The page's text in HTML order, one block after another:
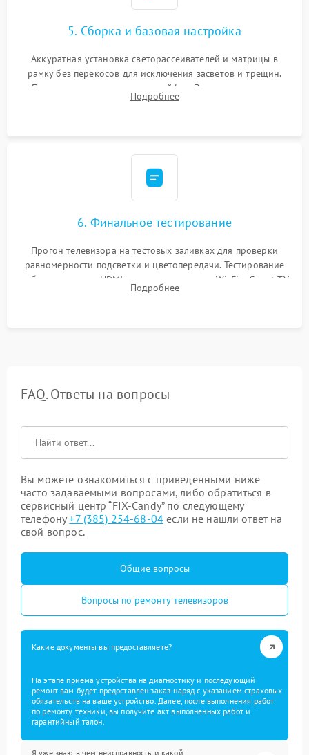
5. Сборка и базовая настройка
Аккуратная установка светорассеивателей и матрицы в
рамку без перекосов для исключения засветов и трещин.
Подключение внутренних шлейфов. Закрытие корпуса.
Сброс настроек и обновление программного обеспечения.
Подробнее
6. Финальное тестирование
Прогон телевизора на тестовых заливках для проверки
равномерности подсветки и цветопередачи. Тестирование
работы разъемов HDMI, динамиков, модуля Wi-Fi и Smart TV
в рабочем режиме в течение нескольких часов.
Подробнее
FAQ. Ответы на вопросы
Вы можете ознакомиться с приведенными ниже
часто задаваемыми вопросами, либо обратиться в
сервисный центр “FIX-Candy” по следующему
телефону+7 (385) 254-68-04 если не нашли ответ на
свой вопрос.
Общие вопросы
Вопросы по ремонту телевизоров
Какие документы вы предоставляете?
На этапе приема устройства на диагностику и последующий
ремонт вам будет предоставлен заказ-наряд с указанием страховых
обязательств на ваше устройство. Далее, после выполнения работ
по ремонту техники, вы получите акт выполненных работ и
гарантийный талон.
Я уже знаю в чем неисправность и какой